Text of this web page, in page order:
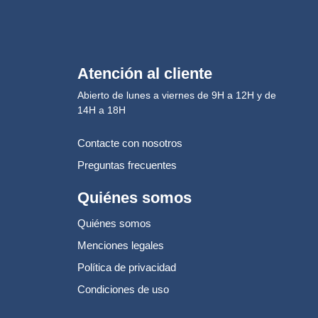
Atención al cliente
Abierto de lunes a viernes de 9H a 12H y de
14H a 18H
Contacte con nosotros
Preguntas frecuentes
Quiénes somos
Quiénes somos
Menciones legales
Política de privacidad
Condiciones de uso